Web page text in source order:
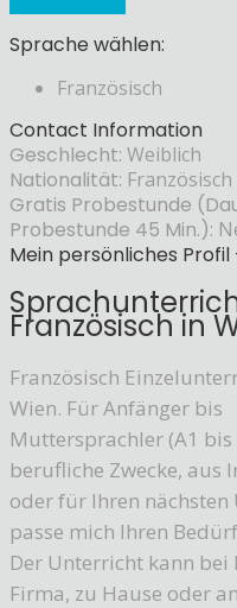
Sprache wählen:
Französisch
Contact Information
Geschlecht: Weiblich
Nationalität: Französisch
Gratis Probestunde
Probestunde 45 Min.):
Mein persönliches Profil
Französisch in
Französisch
Wien. Für Anfänger bis
Muttersprachler (A1 bis
berufliche Zwecke, aus
oder für Ihren nächsten
passe mich Ihren
Der Unterricht kann bei
Firma, zu Hause oder